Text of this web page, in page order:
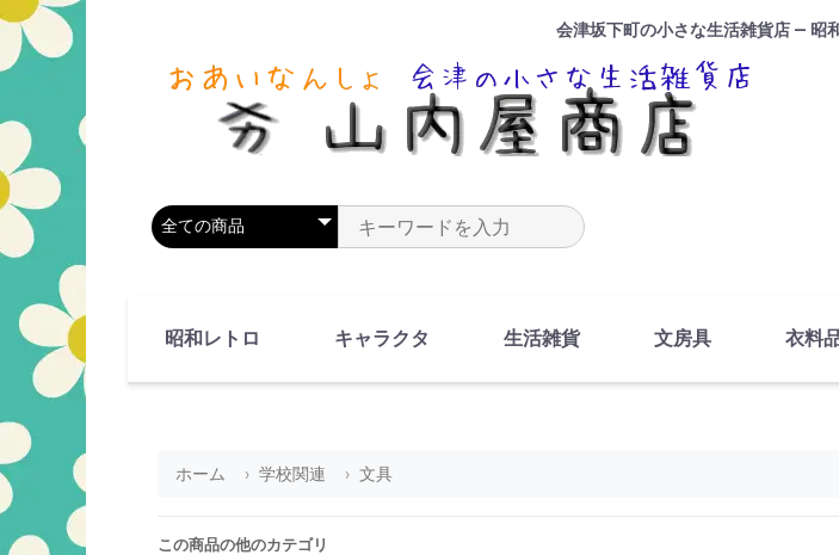
会津坂下町の小さな生活雑貨店 — 昭
商品カテゴリを選択 商品名やキーワードを入力
昭和レトロ キャラクタ 生活雑貨 文房具 衣料
ホーム 学校関連 文具
この商品の他のカテゴリ